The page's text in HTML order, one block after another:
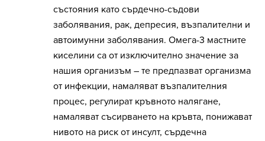
състояния като сърдечно-съдови
заболявания, рак, депресия, възпалителни и
автоимунни заболявания. Омега-3 мастните
киселини са от изключително значение за
нашия организъм – те предпазват организма
от инфекции, намаляват възпалителния
процес, регулират кръвното налягане,
намаляват съсирването на кръвта, понижават
нивото на риск от инсулт, сърдечна